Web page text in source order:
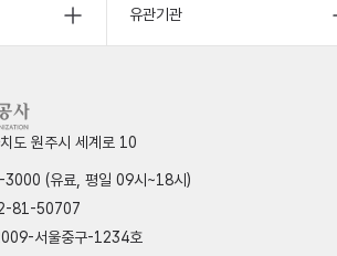
유관기관
도 원주시 세계로 10
(유료, 평일 09시~18시)
81-50707
서울중구-1234호